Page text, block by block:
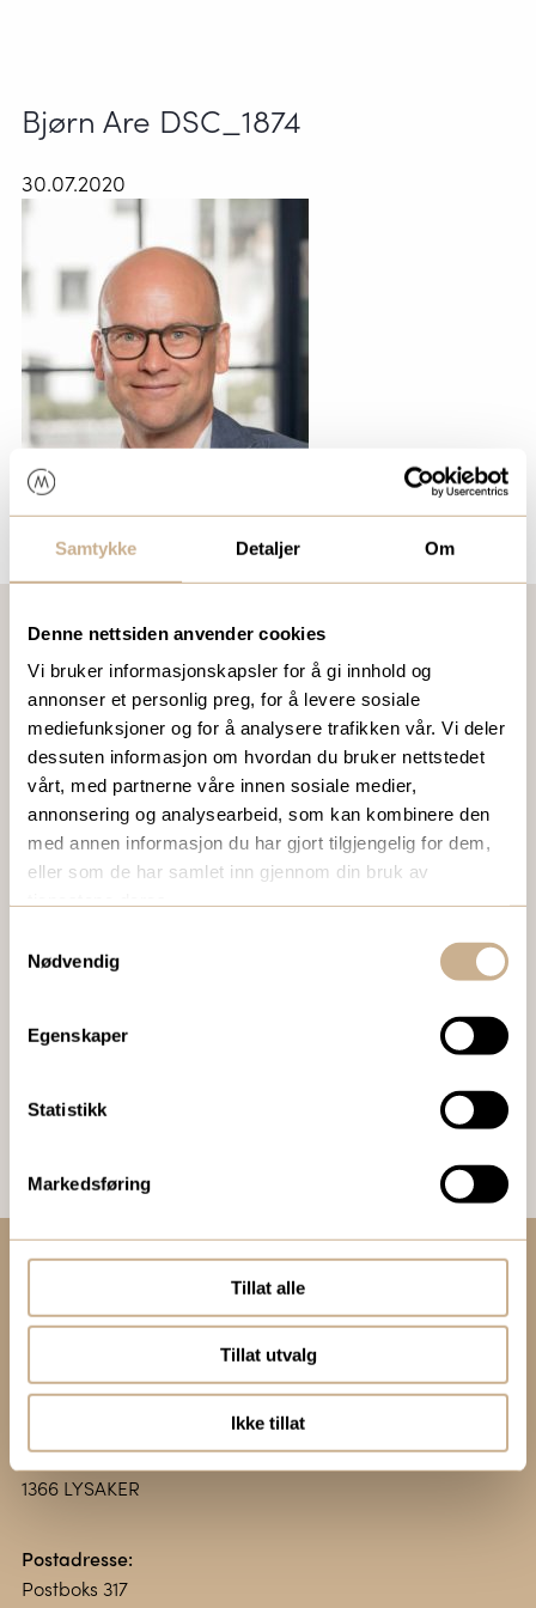
Samtykke Detaljer Om
Denne nettsiden anvender cookies
Vi bruker informasjonskapsler for å gi innhold og
annonser et personlig preg, for å levere sosiale
mediefunksjoner og for å analysere trafikken vår. Vi deler
dessuten informasjon om hvordan du bruker nettstedet
vårt, med partnerne våre innen sosiale medier,
annonsering og analysearbeid, som kan kombinere den
med annen informasjon du har gjort tilgjengelig for dem,
eller som de har samlet inn gjennom din bruk av
Nødvendig
Egenskaper
Statistikk
Markedsføring
Tillat alle
Tillat utvalg
Ikke tillat
Bjørn Are DSC_1874
30.07.2020
VIL DU VITE MER OM VÅRE PRODUKTER?
Ta kontakt med en av våre medarbeidere, eller send en e-
post tilortomedic@ortomedic.no
Ta kontakt
To ganger i året sender vi ut vårt gratis kundemagasin
og mikroskopi.
Bestill Ortomedia
+47 67 51 86 00
ortomedic@ortomedic.no
Vollsveien 13 E
1366 LYSAKER
Postadresse:
Postboks 317